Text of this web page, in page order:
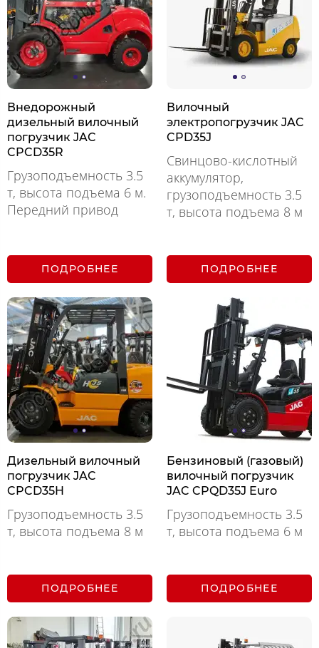
Внедорожный
дизельный вилочный
погрузчик JAC
CPCD35R
Грузоподъемность 3.5
т, высота подъема 6 м.
Передний привод
ПОДРОБНЕЕ
Вилочный
электропогрузчик JAC
CPD35J
Свинцово-кислотный
аккумулятор,
грузоподъемность 3.5
т, высота подъема 8 м
ПОДРОБНЕЕ
Дизельный вилочный
погрузчик JAC
CPCD35H
Грузоподъемность 3.5
т, высота подъема 8 м
ПОДРОБНЕЕ
Бензиновый (газовый)
вилочный погрузчик
JAC CPQD35J Euro
Грузоподъемность 3.5
т, высота подъема 6 м
ПОДРОБНЕЕ